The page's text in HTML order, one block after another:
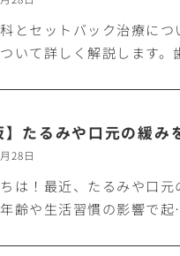
とセットバック治療に
いて詳しく解説します
】たるみや口元の緩
28日
は！最近、たるみや口
齢や生活習慣の影響で